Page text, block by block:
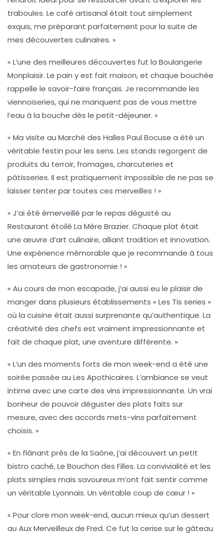
traboules. Le café artisanal était tout simplement
exquis, me préparant parfaitement pour la suite de
mes découvertes culinaires. »
« L’une des meilleures découvertes fut la Boulangerie
Monplaisir. Le pain y est fait maison, et chaque bouchée
rappelle le savoir-faire français. Je recommande les
viennoiseries, qui ne manquent pas de vous mettre
l’eau à la bouche dès le petit-déjeuner. »
« Ma visite au Marché des Halles Paul Bocuse a été un
véritable festin pour les sens. Les stands regorgent de
produits du terroir, fromages, charcuteries et
pâtisseries. Il est pratiquement impossible de ne pas se
laisser tenter par toutes ces merveilles ! »
« J’ai été émerveillé par le repas dégusté au
Restaurant étoilé La Mère Brazier. Chaque plat était
une œuvre d’art culinaire, alliant tradition et innovation.
Une expérience mémorable que je recommande à tous
les amateurs de gastronomie ! »
« Au cours de mon escapade, j’ai aussi eu le plaisir de
manger dans plusieurs établissements « Les Tis series »
où la cuisine était aussi surprenante qu’authentique. La
créativité des chefs est vraiment impressionnante et
fait de chaque plat, une aventure différente. »
« L’un des moments forts de mon week-end a été une
soirée passée au Les Apothicaires. L’ambiance se veut
intime avec une carte des vins impressionnante. Un vrai
bonheur de pouvoir déguster des plats faits sur
mesure, avec des accords mets-vins parfaitement
choisis. »
« En flânant près de la Saône, j’ai découvert un petit
bistro caché,Le Bouchon des Filles. La convivialité et les
plats simples mais savoureux m’ont fait sentir comme
un véritable Lyonnais. Un véritable coup de cœur ! »
« Pour clore mon week-end, aucun mieux qu’un dessert
au Aux Merveilleux de Fred. Ce fut la cerise sur le gâteau